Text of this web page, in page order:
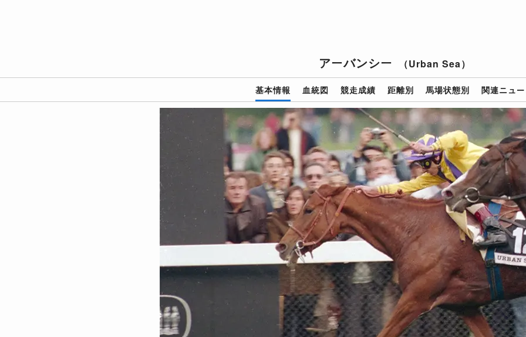
アーバンシー （Urban Sea）
基本情報 血統図 競走成績 距離別 馬場状態別 関連ニュ